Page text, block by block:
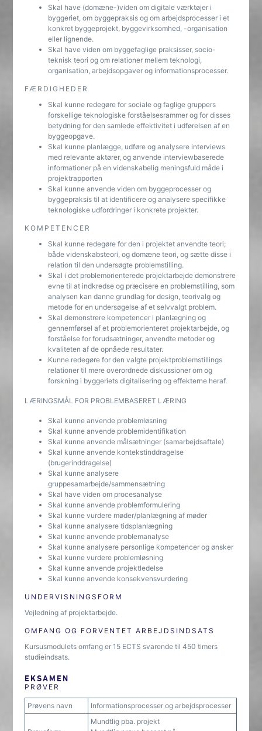
Skal have (domæne-)viden om digitale værktøjer i
byggeriet, om byggepraksis og om arbejdsprocesser i et
konkret byggeprojekt, byggevirksomhed, -organisation
eller lignende.
Skal have viden om byggefaglige praksisser, socio-
teknisk teori og om relationer mellem teknologi,
organisation, arbejdsopgaver og informationsprocesser.
FÆRDIGHEDER
Skal kunne redegøre for sociale og faglige gruppers
forskellige teknologiske forståelsesrammer og for disses
betydning for den samlede effektivitet i udførelsen af en
byggeopgave.
Skal kunne planlægge, udføre og analysere interviews
med relevante aktører, og anvende interviewbaserede
informationer på en videnskabelig meningsfuld måde i
projektrapporten
Skal kunne anvende viden om byggeprocesser og
byggepraksis til at identificere og analysere specifikke
teknologiske udfordringer i konkrete projekter.
KOMPETENCER
Skal kunne redegøre for den i projektet anvendte teori;
både videnskabsteori, og domæne teori, og sætte disse i
relation til den undersøgte problemstilling.
Skal i det problemorienterede projektarbejde demonstrere
evne til at indkredse og præcisere en problemstilling, som
analysen kan danne grundlag for design, teorivalg og
metode for en undersøgelse af et selvvalgt problem.
Skal demonstrere kompetencer i planlægning og
gennemførsel af et problemorienteret projektarbejde, og
forståelse for forudsætninger, anvendte metoder og
kvaliteten af de opnåede resultater.
Kunne redegøre for den valgte projektproblemstillings
relationer til mere overordnede diskussioner om og
forskning i byggeriets digitalisering og effekterne heraf.
LÆRINGSMÅL FOR PROBLEMBASERET LÆRING
Skal kunne anvende problemløsning
Skal kunne anvende problemidentifikation
Skal kunne anvende målsætninger (samarbejdsaftale)
Skal kunne anvende kontekstinddragelse
(brugerinddragelse)
Skal kunne analysere
gruppesamarbejde/sammensætning
Skal have viden om procesanalyse
Skal kunne anvende problemformulering
Skal kunne vurdere møder/planlægning af møder
Skal kunne analysere tidsplanlægning
Skal kunne anvende problemanalyse
Skal kunne analysere personlige kompetencer og ønsker
Skal kunne vurdere problemløsning
Skal kunne anvende projektledelse
Skal kunne anvende konsekvensvurdering
UNDERVISNINGSFORM
Vejledning af projektarbejde.
OMFANG OG FORVENTET ARBEJDSINDSATS
Kursusmodulets omfang er 15 ECTS svarende til 450 timers
studieindsats.
EKSAMEN
PRØVER
Prøvens navn Informationsprocesser og arbejdsprocesser
Mundtlig pba. projekt